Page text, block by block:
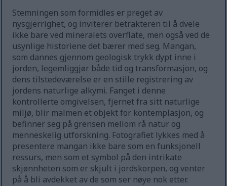
Stemningen som formidles er preget av
nysgjerrighet, og inviterer betrakteren til å dvele
ikke bare ved mineralets overflate, men også ved de
usynlige historiene det bærer med seg. Mangan,
som dannes gjennom geologisk trykk dypt inne i
jorden, legemliggjør både tid og transformasjon, og
dens tilstedeværelse er en stille registrering av
jordens naturlige alkymi. Fanget i denne
kontrollerte omgivelsen, fjernet fra sitt naturlige
miljø, blir malmen et objekt for kontemplasjon, og
befinner seg på grensen mellom rå natur og
menneskelig utforskning. Fotografiet lykkes med å
presentere mangan ikke bare som en funksjonell
ressurs, men som et symbol på den intrikate
skjønnheten som er skjult i jordskorpen, og venter
på å bli avdekket av de som ser nøye nok etter.